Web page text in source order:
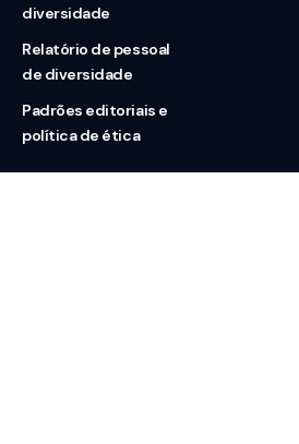
diversidade
Relatório de pessoal
de diversidade
Padrões editoriais e
política de ética